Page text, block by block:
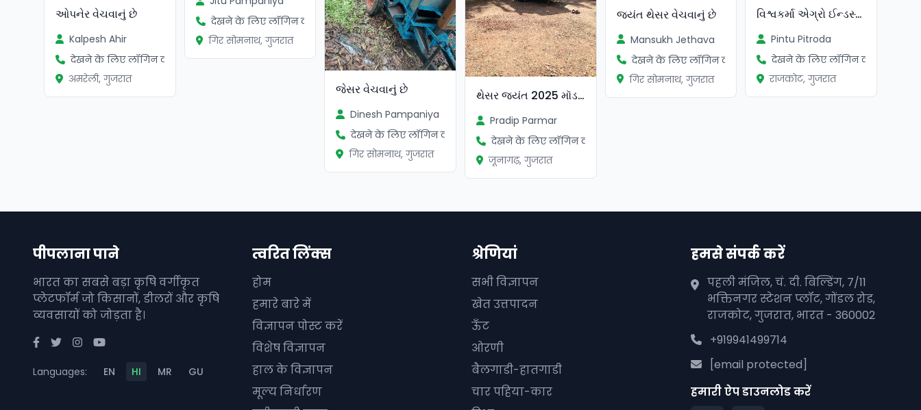
ઓપનેર વેચવાનું છે
Kalpesh Ahir
देखने के लिए लॉगिन करें
अमरेली, गुजरात
देखने के लिए लॉगिन करें
गिर सोमनाथ, गुजरात
જેસર વેચવાનું છે
Dinesh Pampaniya
देखने के लिए लॉगिन करें
गिर सोमनाथ, गुजरात
થેસર જ્યંત 2025 મૉડલ
Pradip Parmar
देखने के लिए लॉगिन करें
जूनागढ़, गुजरात
જયંત થેસર વેચવાનું છે
Mansukh Jethava
देखने के लिए लॉगिन करें
गिर सोमनाथ, गुजरात
વિશ્વકર્મા એગ્રો ઈન્ડસ્ટ્રીઝ
Pintu Pitroda
देखने के लिए लॉगिन करें
राजकोट, गुजरात
पीपलाना पाने
भारत का सबसे बड़ा कृषि वर्गीकृत
प्लेटफॉर्म जो किसानों, डीलरों और कृषि
व्यवसायों को जोड़ता है।
Languages: EN HI MR GU
त्वरित लिंक्स
होम
हमारे बारे में
विज्ञापन पोस्ट करें
विशेष विज्ञापन
हाल के विज्ञापन
मूल्य निर्धारण
श्रेणियां
सभी विज्ञापन
खेत उत्तपादन
ऊँट
ओरणी
बैलगाडी-हातगाडी
चार पहिया-कार
हमसे संपर्क करें
पहली मंजिल, चं. दी. बिल्डिंग, 7/11
भक्तिनगर स्टेशन प्लॉट, गोंडल रोड,
राजकोट, गुजरात, भारत - 360002
+919941499714
[email protected]
हमारी ऐप डाउनलोड करें